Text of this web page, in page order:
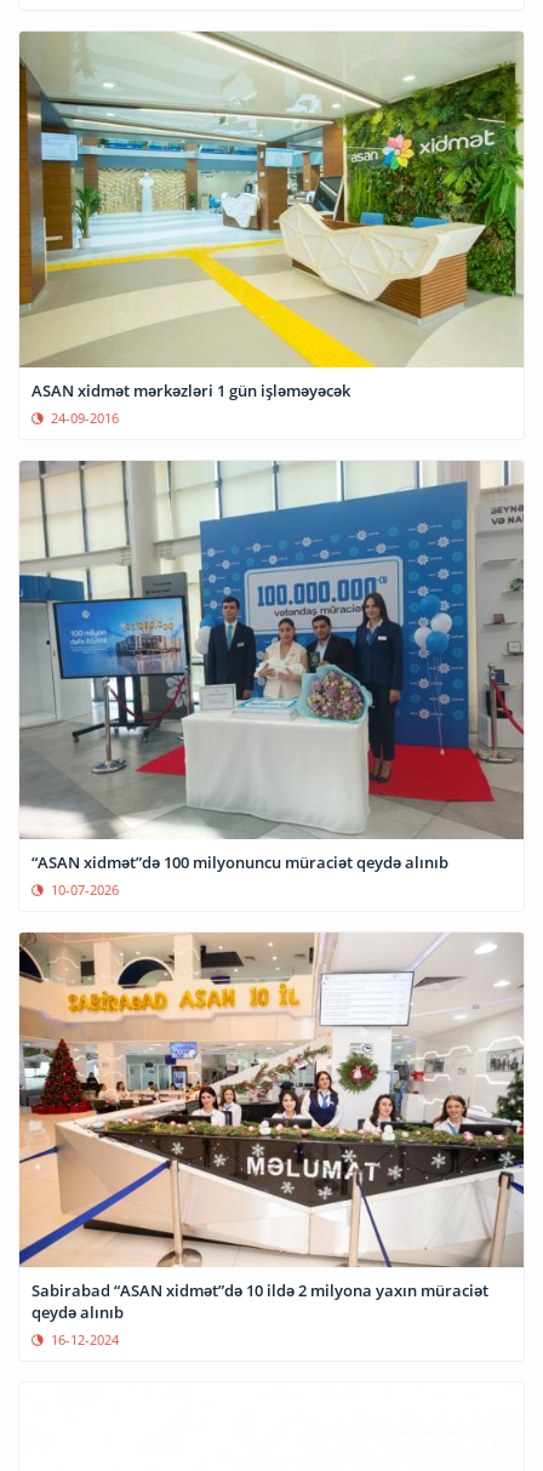
ASAN xidmət mərkəzləri 1 gün işləməyəcək
24-09-2016
“ASAN xidmət”də 100 milyonuncu müraciət qeydə alınıb
10-07-2026
Sabirabad “ASAN xidmət”də 10 ildə 2 milyona yaxın müraciət
qeydə alınıb
16-12-2024